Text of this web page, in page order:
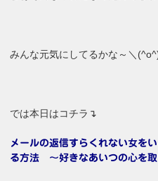
みんな元気にしてるかな～＼
では本日はコチラ↴
メールの返信すらくれない女を
る方法 ～好きなあいつの心を